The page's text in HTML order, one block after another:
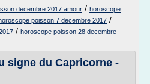
decembre 2017 amour / horoscope
poisson 7 decembre 2017 /
/ horoscope poisson 28 decembre
signe du Capricorne -